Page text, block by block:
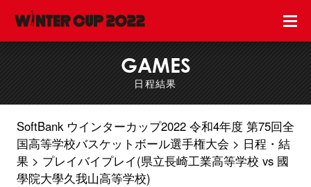
GAMES
日程結果
SoftBank ウインターカップ2022 令和4年度 第75回全
国高等学校バスケットボール選手権大会
日程・結
果
プレイバイプレイ(県立長崎工業高等学校 vs 國
學院大學久我山高等学校)